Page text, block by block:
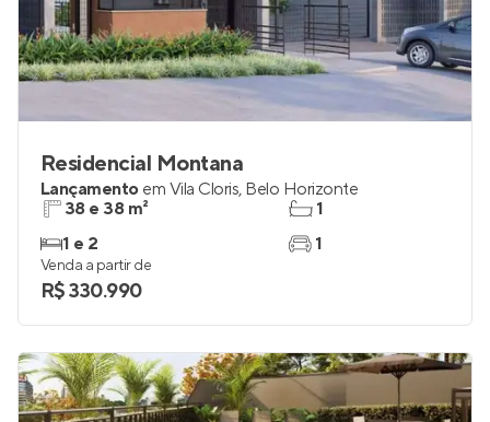
Residencial Montana
Lançamento em Vila Cloris, Belo Horizonte
38 e 38 m²
1 e 2
1
1
Venda a partir de
R$ 330.990